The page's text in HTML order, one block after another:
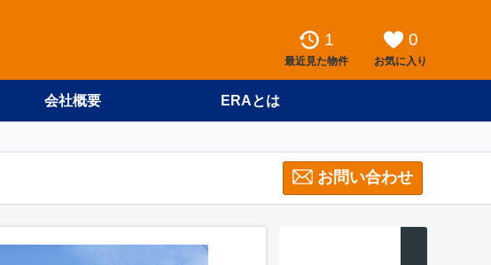
1
最近見た物件
0
お気に入り
会社概要 ERAとは
お問い合わせ